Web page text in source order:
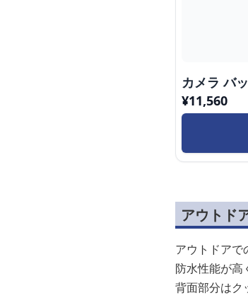
カメラ バ
¥11,560
アウトド
アウトドアで
防水性能が高
背面部分はク